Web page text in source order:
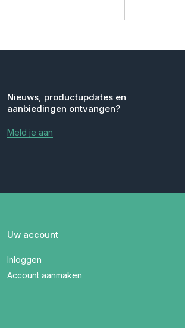
Nieuws, productupdates en
aanbiedingen ontvangen?
Meld je aan
Uw account
Inloggen
Account aanmaken